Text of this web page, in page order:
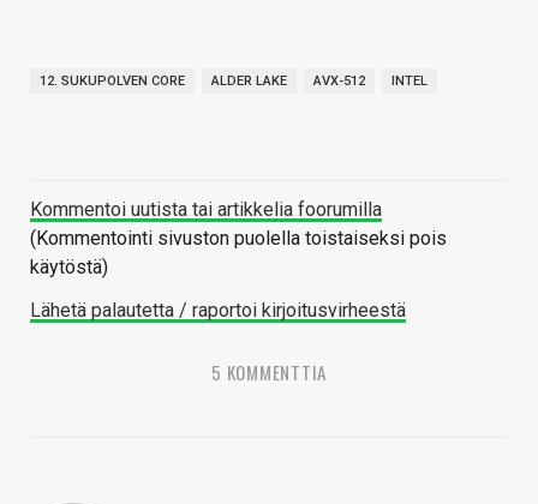
12. SUKUPOLVEN CORE ALDER LAKE AVX-512 INTEL
Kommentoi uutista tai artikkelia foorumilla
(Kommentointi sivuston puolella toistaiseksi pois
käytöstä)
Lähetä palautetta / raportoi kirjoitusvirheestä
5 KOMMENTTIA